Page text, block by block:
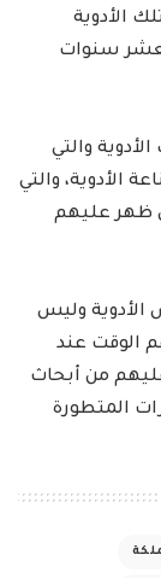
الأدوية
سنوات
والتي
الأدوية، والتي
ظهر عليهم
الأدوية وليس
الوقت عند
من أبحاث
المتطورة